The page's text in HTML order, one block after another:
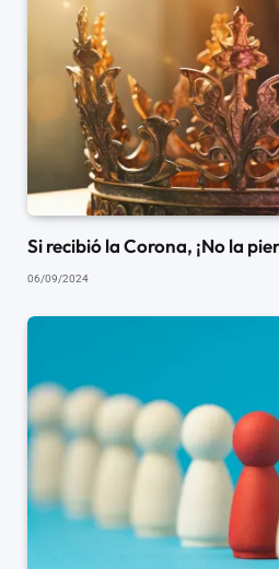
Si recibió la Corona, ¡No la
06/09/2024